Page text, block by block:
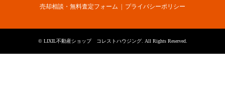
売却相談・無料査定フォーム
プライバシーポリシー
© LIXIL不動産ショップ コレストハウジング. All Rights Reserved.